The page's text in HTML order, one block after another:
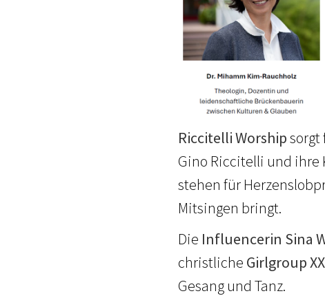
Riccitelli Worshipsorgt
Gino Riccitelli und ihre
stehen für
Mitsingen bringt.
Die Influencerin Sina
christliche Girlgroup
Gesang und Tanz.